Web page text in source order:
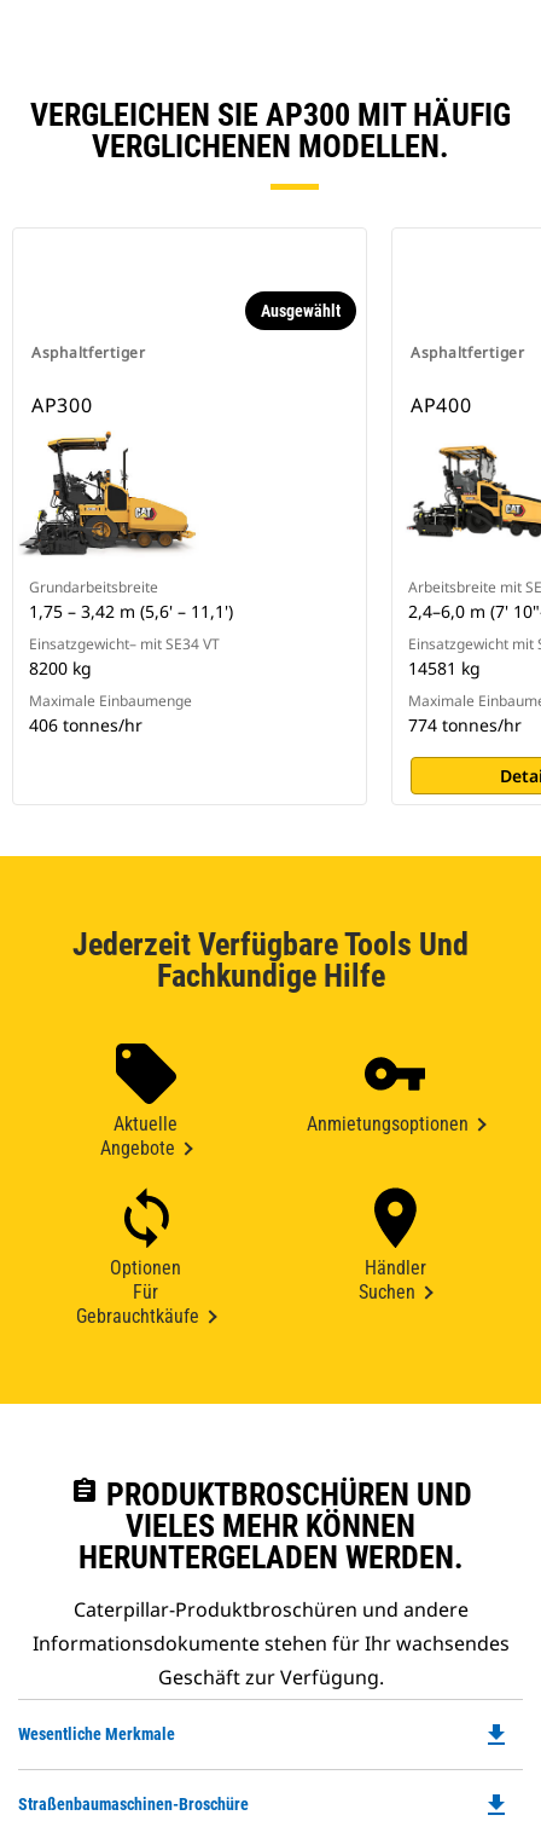
VERGLEICHEN SIE AP300 MIT HÄUFIG
VERGLICHENEN MODELLEN.
Asphaltfertiger
Ausgewählt
AP300
Grundarbeitsbreite
1,75 – 3,42 m (5,6' – 11,1')
Einsatzgewicht– mit SE34 VT
8200 kg
Maximale Einbaumenge
406 tonnes/hr
Asphaltfertiger
AP400
Arbeitsbreite mit
2,4–6,0 m (7'
Einsatzgewicht mit
14581 kg
Maximale
774 tonnes/hr
Jederzeit Verfügbare Tools Und
Fachkundige Hilfe
Aktuelle
Angebote
Anmietungsoptionen
Optionen
Für
Gebrauchtkäufe
Händler
Suchen
assignment PRODUKTBROSCHÜREN UND
VIELES MEHR KÖNNEN
HERUNTERGELADEN WERDEN.
Caterpillar-Produktbroschüren und andere
Informationsdokumente stehen für Ihr wachsendes
Geschäft zur Verfügung.
Wesentliche Merkmale file_download
Straßenbaumaschinen-Broschüre file_download